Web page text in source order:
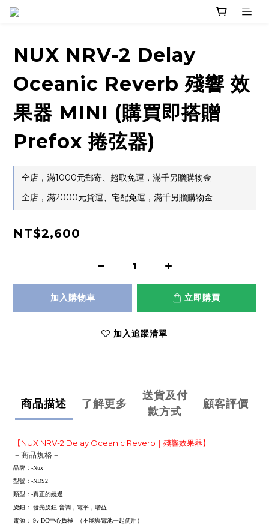
NUX NRV-2 Delay
Oceanic Reverb 殘響 效
果器 MINI (購買即搭贈
Prefox 捲弦器)
全店，滿1000元郵寄、超取免運，滿千另贈購物金
全店，滿2000元貨運、宅配免運，滿千另贈購物金
NT$2,600
加入購物車 立即購買
加入追蹤清單
商品描述 了解更多
送貨及付
款方式
顧客評價
【NUX NRV-2 Delay Oceanic Reverb｜殘響效果器】
－商品規格－
品牌：-Nux
型號：-NDS2
類型：-真正的繞過
旋鈕：-發光旋鈕-音調，電平，增益
電源：-9v DC中心負極 （不能與電池一起使用）